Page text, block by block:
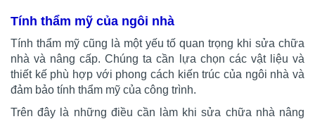
Tính thẩm mỹ của ngôi nhà
Tính thẩm mỹ cũng là một yếu tố quan trọng khi sửa chữa
nhà và nâng cấp. Chúng ta cần lựa chọn các vật liệu và
thiết kế phù hợp với phong cách kiến trúc của ngôi nhà và
đảm bảo tính thẩm mỹ của công trình.
Trên đây là những điều cần làm khi sửa chữa nhà nâng